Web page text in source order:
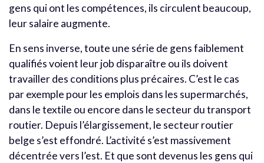
gens qui ont les compétences, ils circulent beaucoup,
leur salaire augmente.
En sens inverse, toute une série de gens faiblement
qualifiés voient leur job disparaître ou ils doivent
travailler des conditions plus précaires. C’est le cas
par exemple pour les emplois dans les supermarchés,
dans le textile ou encore dans le secteur du transport
routier. Depuis l’élargissement, le secteur routier
belge s’est effondré. L’activité s’est massivement
décentrée vers l’est. Et que sont devenus les gens qui